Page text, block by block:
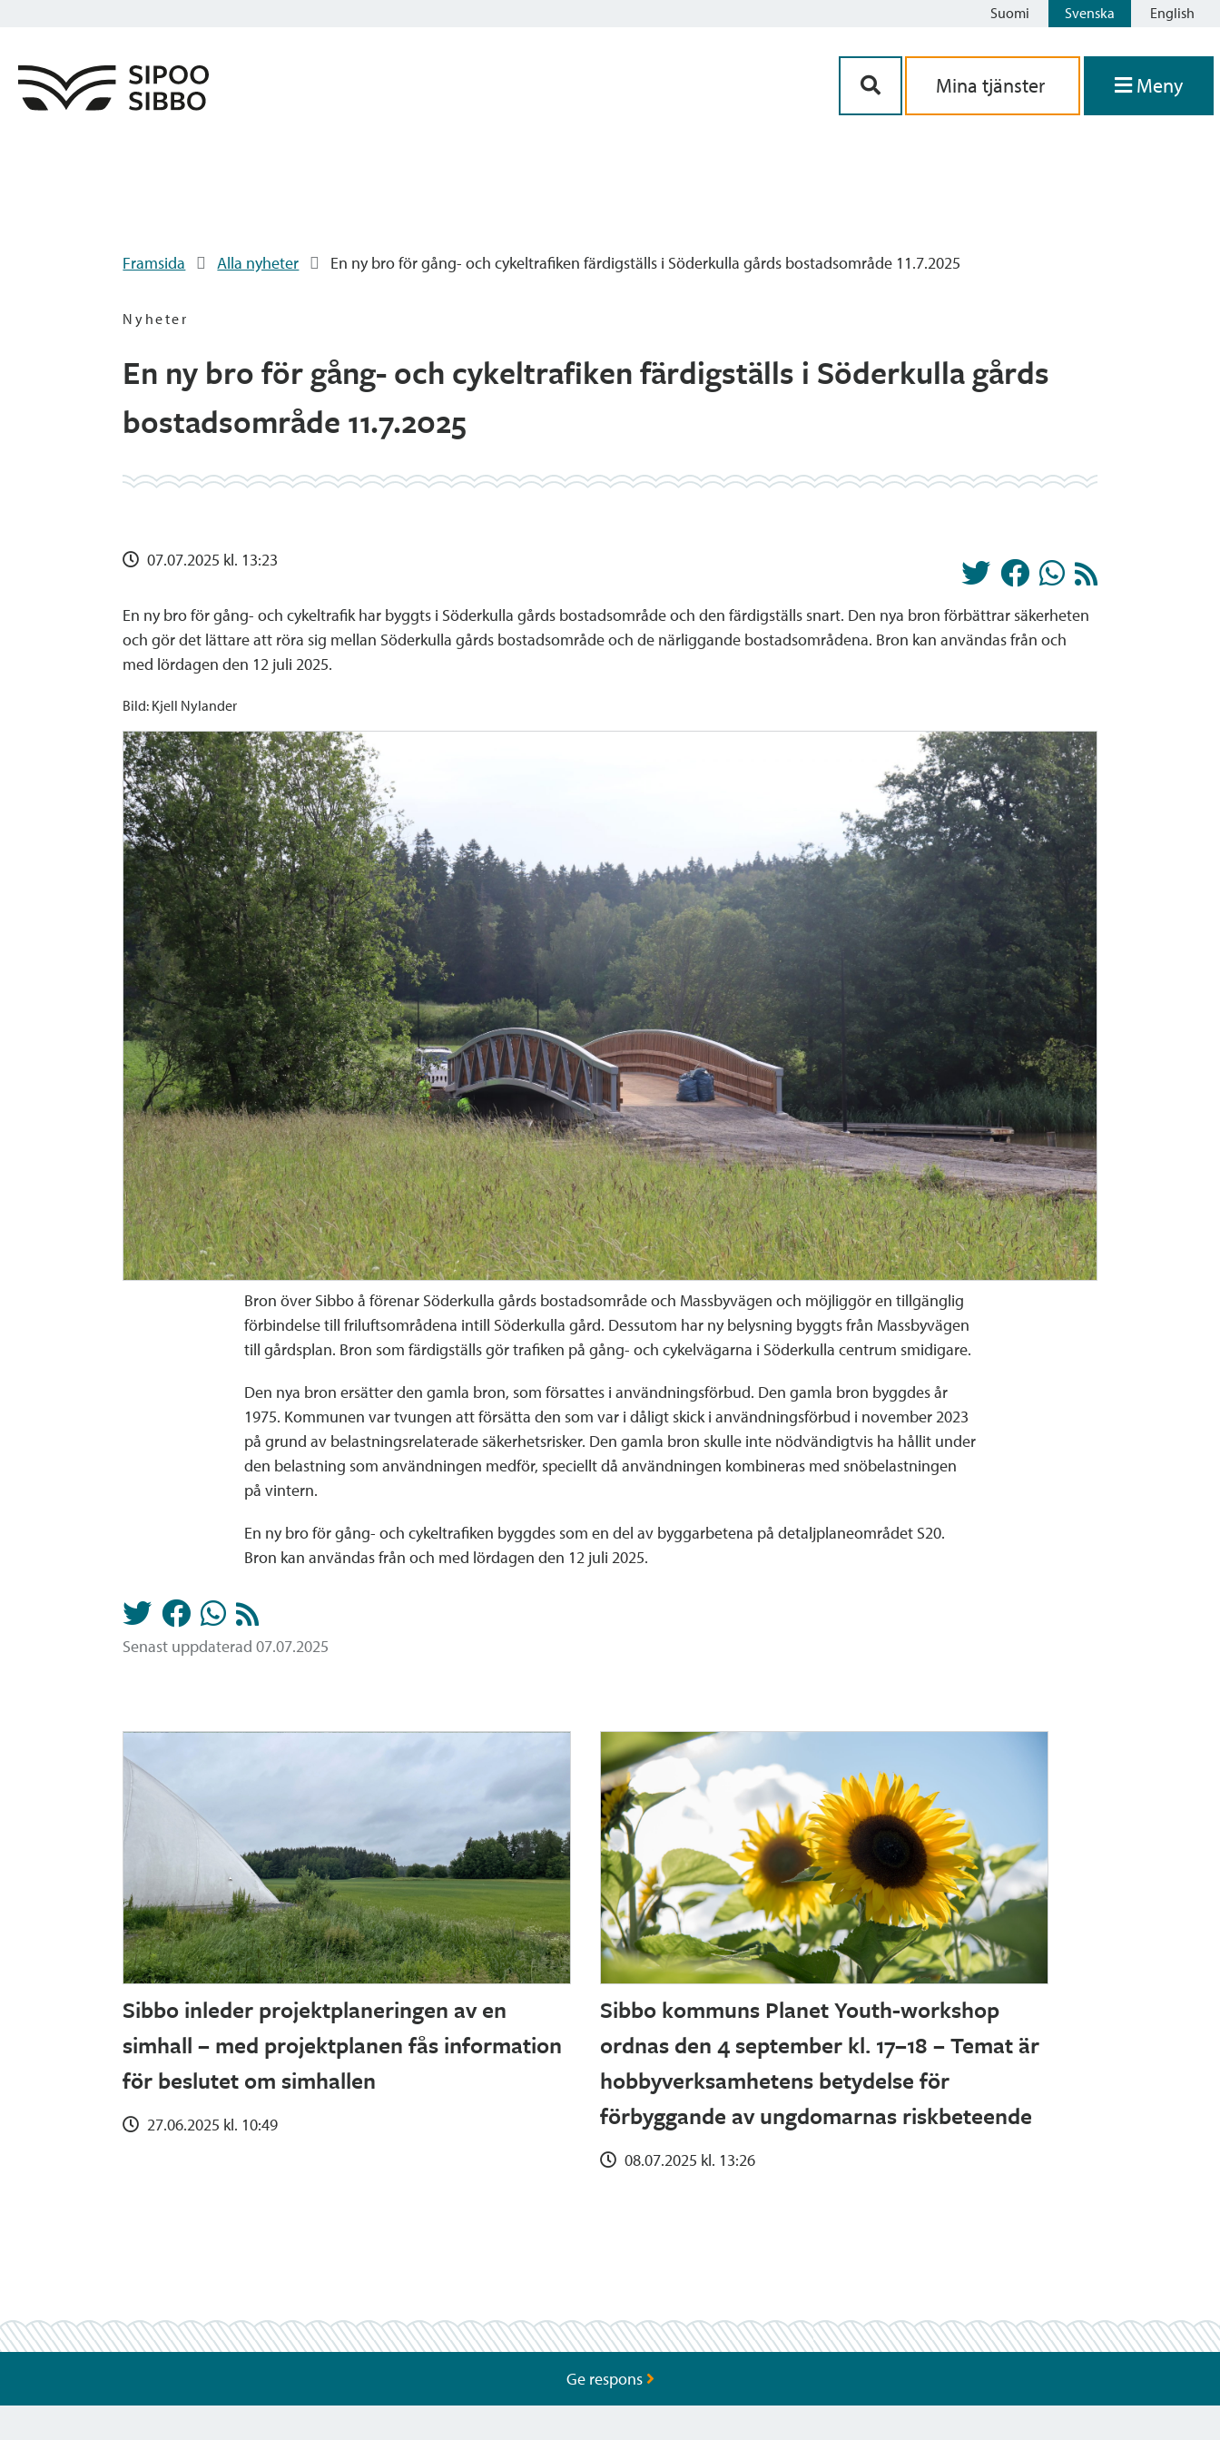
Suomi Svenska English
Mina tjänster Meny
Framsida Alla nyheter En ny bro för gång- och cykeltrafiken färdigställs i Söderkulla gårds bostadsområde 11.7.2025
Nyheter
En ny bro för gång- och cykeltrafiken färdigställs i Söderkulla gårds
bostadsområde 11.7.2025
07.07.2025 kl. 13:23
En ny bro för gång- och cykeltrafik har byggts i Söderkulla gårds bostadsområde och den färdigställs snart. Den nya bron förbättrar säkerheten
och gör det lättare att röra sig mellan Söderkulla gårds bostadsområde och de närliggande bostadsområdena. Bron kan användas från och
med lördagen den 12 juli 2025.
Bild: Kjell Nylander
Bron över Sibbo å förenar Söderkulla gårds bostadsområde och Massbyvägen och möjliggör en tillgänglig
förbindelse till friluftsområdena intill Söderkulla gård. Dessutom har ny belysning byggts från Massbyvägen
till gårdsplan. Bron som färdigställs gör trafiken på gång- och cykelvägarna i Söderkulla centrum smidigare.
Den nya bron ersätter den gamla bron, som försattes i användningsförbud. Den gamla bron byggdes år
1975. Kommunen var tvungen att försätta den som var i dåligt skick i användningsförbud i november 2023
på grund av belastningsrelaterade säkerhetsrisker. Den gamla bron skulle inte nödvändigtvis ha hållit under
den belastning som användningen medför, speciellt då användningen kombineras med snöbelastningen
på vintern.
En ny bro för gång- och cykeltrafiken byggdes som en del av byggarbetena på detaljplaneområdet S20.
Bron kan användas från och med lördagen den 12 juli 2025.
Senast uppdaterad 07.07.2025
Sibbo inleder projektplaneringen av en
simhall – med projektplanen fås information
för beslutet om simhallen
27.06.2025 kl. 10:49
Sibbo kommuns Planet Youth-workshop
ordnas den 4 september kl. 17–18 – Temat är
hobbyverksamhetens betydelse för
förbyggande av ungdomarnas riskbeteende
08.07.2025 kl. 13:26
Ge respons